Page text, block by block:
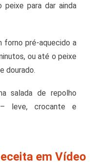
para dar ainda
forno pré-aquecido a
ou até o peixe
dourado.
salada de repolho
leve, crocante e
em Vídeo